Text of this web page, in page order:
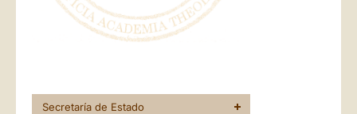
Secretaría de Estado